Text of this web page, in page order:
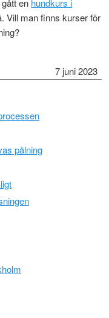
en hundkurs i
Vill man finns kurser för
7 juni 2023
pålning